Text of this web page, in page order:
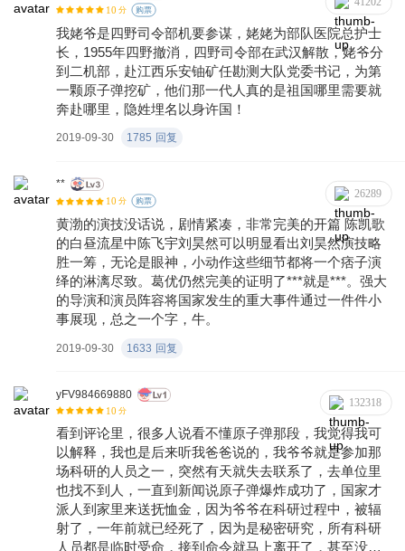
遭遇了一系列啼笑皆非的风波。在炫耀一圈后，他遇见了吃着
沙琪玛坐出租的四川男孩 （王东饰）。男孩不知人情世故，悄
悄用800元钱，换走了张北京的奥运会开幕式门票 。迷茫落魄
的一对少年流浪兄弟沃德乐 （ 刘昊然 饰）与哈扎布 （ 陈飞宇
饰）在遇到退休扶贫办主任老李 （ 田壮壮 饰）后，他们的生
活悄然发生了变化。在老李善意的引导下，他们见证了神舟十
“白昼流星”，内心受到了极大冲击和洗礼 。吕潇然 （ 宋佳
饰）作为中国空军飞行队中最优秀的女飞行员，在2015年9月3
日纪念抗战胜利70周年阅兵式之前却被意外通知撤出阅兵编排
留作替补。当一架架战斗机滑行起飞，剑指长空临近检阅，作
为“备飞”的吕潇然在见证这一荣耀时刻的同时，也完成了自己的
使命 。
10 分 购票
我姥爷是四野司令部机要参谋，姥姥为部队医院总护士
长，1955年四野撤消，四野司令部在武汉解散，姥爷分
到二机部，赴江西乐安铀矿任勘测大队党委书记，为第
一颗原子弹挖矿，他们那一代人真的是祖国哪里需要就
奔赴哪里，隐姓埋名以身许国！
2019-09-30 1785 回复
**
10 分 购票
26289
黄渤的演技没话说，剧情紧凑，非常完美的开篇 陈凯歌
的白昼流星中陈飞宇刘昊然可以明显看出刘昊然演技略
胜一筹，无论是眼神，小动作这些细节都将一个痞子演
绎的淋漓尽致。葛优仍然完美的证明了***就是***。强大
的导演和演员阵容将国家发生的重大事件通过一件件小
事展现，总之一个字，牛。
2019-09-30 1633 回复
yFV984669880
10 分
132318
看到评论里，很多人说看不懂原子弹那段，我觉得我可
以解释，我也是后来听我爸爸说的，我爷爷就是参加那
场科研的人员之一，突然有天就失去联系了，去单位里
也找不到人，一直到新闻说原子弹爆炸成功了，国家才
派人到家里来送抚恤金，因为爷爷在科研过程中，被辐
射了，一年前就已经死了，因为是秘密研究，所有科研
人员都是临时受命，接到命令就马上离开了，甚至没来